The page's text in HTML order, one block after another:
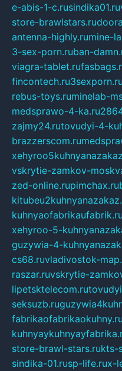
e-abis-1-c.rusindika01.ru
store-brawlstars.ru
antenna-highly.rumine-
3-sex-porn.ruban-
viagra-tablet.ru
fincontech.ru3sexporn.ru
rebus-toys.ruminelab-
medsprawo-4-ka.ru
zajmy24.rutovudyi-4-
brazzerscom.ru
vskrytie-zamkov-
zed-online.rupimchax.ru
kuhnyaofabrikaufabrik.ru
xehyroo-5-
guzywia-4-
cs68.ruvladivostok-
raszar.ruvskrytie-
lipetsktelecom.ru
seksuzb.ru
fabrikaofabrikaokuhny.ru
store-brawl-stars.rukts-
sindika-01.rusp-life.rux-